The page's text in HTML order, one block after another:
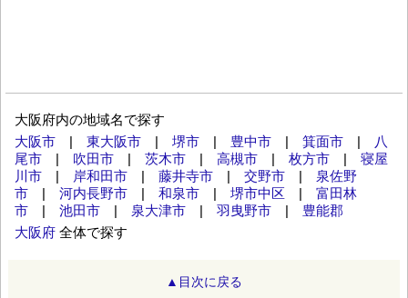
大阪府内の地域名で探す
大阪市
東大阪市 堺市 豊中市 箕面市
八
尾市
吹田市 茨木市 高槻市 枚方市
寝屋
川市
岸和田市 藤井寺市 交野市
泉佐野
市
河内長野市 和泉市 堺市中区
富田林
市
池田市 泉大津市 羽曳野市
豊能郡
大阪府 全体で探す
▲目次に戻る